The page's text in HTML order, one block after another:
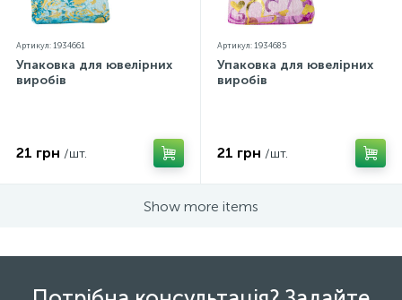
Артикул: 1934661
Упаковка для ювелірних
виробів
21 грн /шт.
Артикул: 1934685
Упаковка для ювелірних
виробів
21 грн /шт.
Show more items